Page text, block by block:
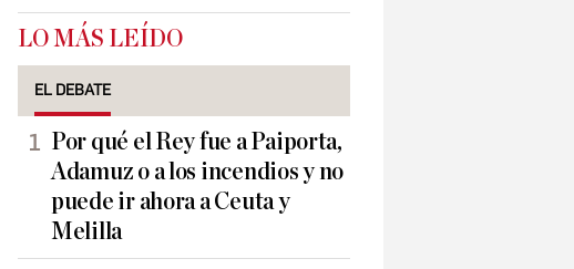
LO MÁS LEÍDO
EL DEBATE
Por qué el Rey fue a Paiporta,
Adamuz o a los incendios y no
puede ir ahora a Ceuta y
Melilla